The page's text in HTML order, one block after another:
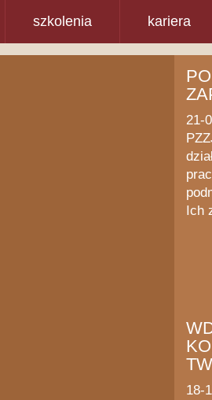
szkolenia kariera
21-
Ich
18-